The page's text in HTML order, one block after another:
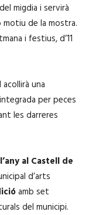
migdia i servirà
de la mostra.
i festius, d’11
una
per peces
les darreres
al Castell de
d’arts
amb set
del municipi.